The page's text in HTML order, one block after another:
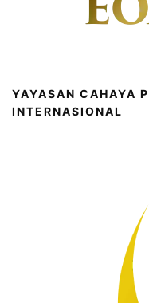
YAYASAN CAHAYA
INTERNASIONAL